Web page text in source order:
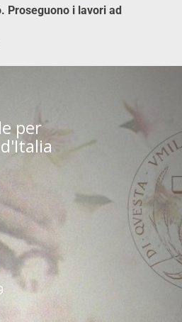
Proseguono i lavori ad
per